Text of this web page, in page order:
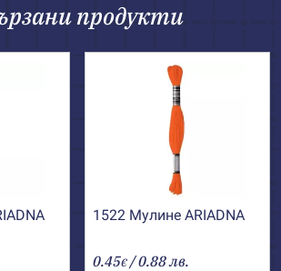
продукти
1522 Мулине АRIADNA
0.45€ / 0.88 лв.